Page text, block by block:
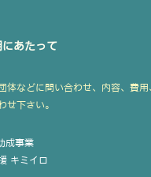
あたって
などに問い合わせ、内容、費
せ下さい。
成事業
キミイロ